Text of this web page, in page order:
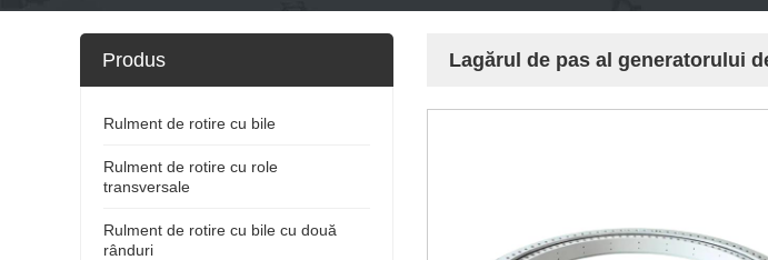
Lagărul de pas al generatorului
Produs
Rulment de rotire cu bile
Rulment de rotire cu role
transversale
Rulment de rotire cu bile cu două
rânduri